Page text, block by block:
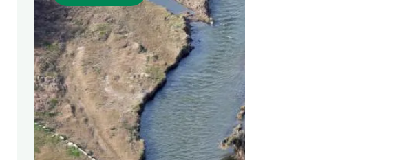
Marca y logotipos
Instalaciones
Equidad, Diversidad e Inclusión (EDI)
Oficina de prensa
Ciencia abierta y gestión del conocimiento
Documentación
NOTICIAS Y AGENDA